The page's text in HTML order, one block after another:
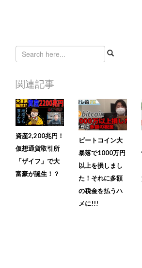
関連記事
資産2,200兆円！
仮想通貨取引所
「ザイフ」で大
富豪が誕生！？
ビートコイン大
暴落で1000万円
以上を損しまし
た！それに多額
の税金を払うハ
メに!!!